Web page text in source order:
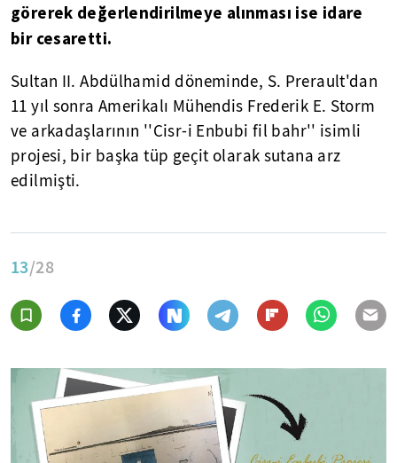
görerek değerlendirilmeye alınması ise idare
bir cesaretti.
Sultan II. Abdülhamid döneminde, S. Prerault'dan
11 yıl sonra Amerikalı Mühendis Frederik E. Storm
ve arkadaşlarının ''Cisr-i Enbubi fil bahr'' isimli
projesi, bir başka tüp geçit olarak sutana arz
edilmişti.
13/28